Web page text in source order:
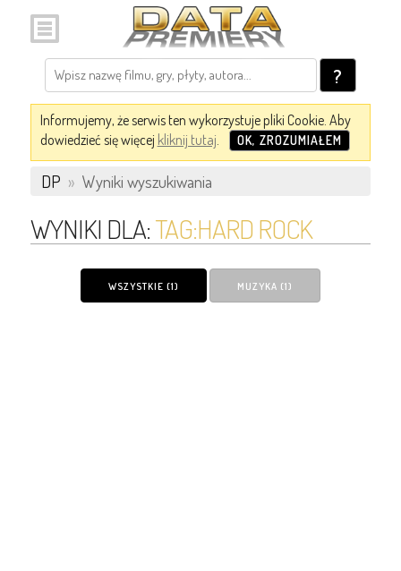
?
Informujemy, że serwis ten wykorzystuje pliki Cookie. Aby
dowiedzieć się więcej kliknij tutaj. OK, ZROZUMIAŁEM
DP » Wyniki wyszukiwania
WYNIKI DLA:TAG:HARD ROCK
WSZYSTKIE (1) MUZYKA (1)